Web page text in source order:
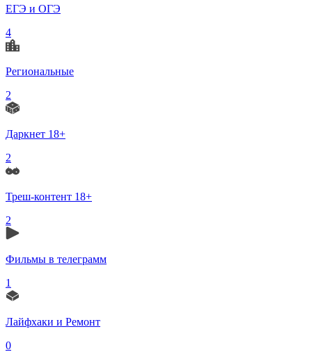
ЕГЭ и ОГЭ
4
Региональные
2
Даркнет 18+
2
Треш-контент 18+
2
Фильмы в телеграмм
1
Лайфхаки и Ремонт
0